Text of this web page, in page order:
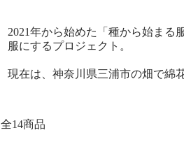
2021年から始めた「種から始まる
服にするプロジェクト。
現在は、神奈川県三浦市の畑で綿
全14商品